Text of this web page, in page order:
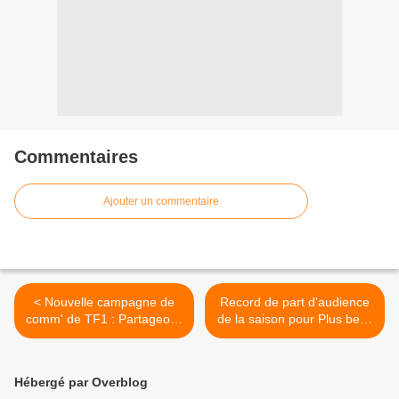
Commentaires
Ajouter un commentaire
< Nouvelle campagne de
comm' de TF1 : Partageons
des ondes positives
Record de part d'audience
de la saison pour Plus belle
la vie. >
Hébergé par Overblog